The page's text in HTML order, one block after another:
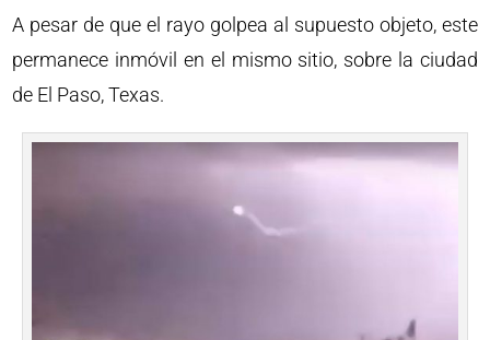
A pesar de que el rayo golpea al supuesto objeto, este
permanece inmóvil en el mismo sitio, sobre la ciudad
de El Paso, Texas.